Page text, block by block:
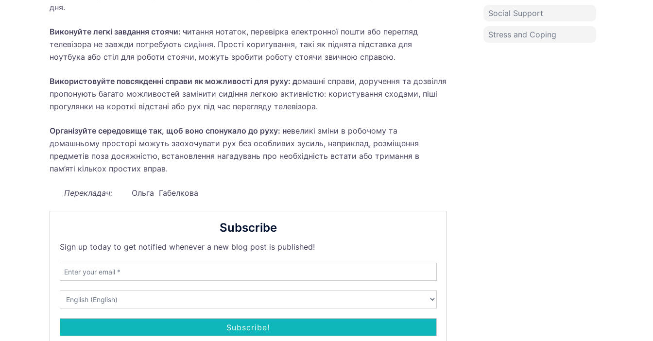
дня.
Виконуйте легкі завдання стоячи: читання нотаток, перевірка електронної пошти або перегляд
телевізора не завжди потребують сидіння. Прості коригування, такі як піднята підставка для
ноутбука або стіл для роботи стоячи, можуть зробити роботу стоячи звичною справою.
Використовуйте повсякденні справи як можливості для руху: домашні справи, доручення та дозвілля
пропонують багато можливостей замінити сидіння легкою активністю: користування сходами, піші
прогулянки на короткі відстані або рух під час перегляду телевізора.
Організуйте середовище так, щоб воно спонукало до руху: невеликі зміни в робочому та
домашньому просторі можуть заохочувати рух без особливих зусиль, наприклад, розміщення
предметів поза досяжністю, встановлення нагадувань про необхідність встати або тримання в
пам’яті кількох простих вправ.
Перекладач: Ольга Габелкова
Subscribe
Sign up today to get notified whenever a new blog post is published!
Social Support
Stress and Coping